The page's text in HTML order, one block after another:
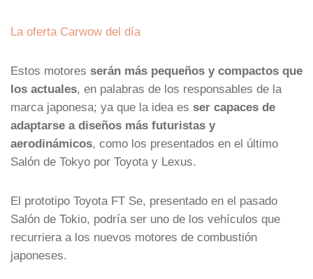
La oferta Carwow del día
Estos motores serán más pequeños y compactos que
los actuales, en palabras de los responsables de la
marca japonesa; ya que la idea es ser capaces de
adaptarse a diseños más futuristas y
aerodinámicos, como los presentados en el último
Salón de Tokyo por Toyota y Lexus.
El prototipo Toyota FT Se, presentado en el pasado
Salón de Tokio, podría ser uno de los vehículos que
recurriera a los nuevos motores de combustión
japoneses.